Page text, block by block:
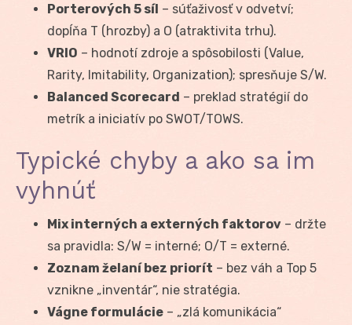
Porterových 5 síl – súťaživosť v odvetví;
dopĺňa T (hrozby) a O (atraktivita trhu).
VRIO – hodnotí zdroje a spôsobilosti (Value,
Rarity, Imitability, Organization); spresňuje S/W.
Balanced Scorecard – preklad stratégií do
metrík a iniciatív po SWOT/TOWS.
Typické chyby a ako sa im
vyhnúť
Mix interných a externých faktorov – držte
sa pravidla: S/W = interné; O/T = externé.
Zoznam želaní bez priorít – bez váh a Top 5
vznikne „inventár“, nie stratégia.
Vágne formulácie – „zlá komunikácia“